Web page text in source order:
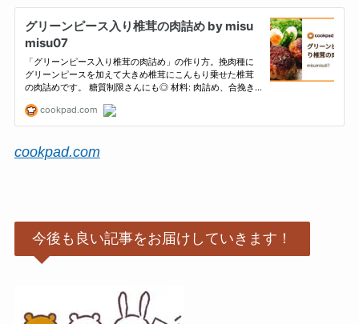
cookpad.com
今後も良い記事をお届けしていきます！